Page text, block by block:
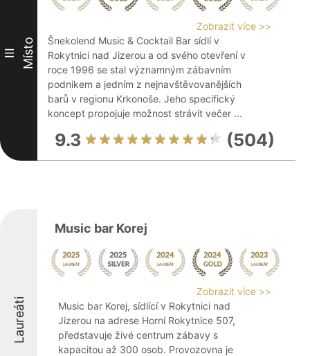
III Místo
Zobrazit více >>
Šnekolend Music & Cocktail Bar sídlí v
Rokytnici nad Jizerou a od svého otevření v
roce 1996 se stal významným zábavním
podnikem a jedním z nejnavštěvovanějších
barů v regionu Krkonoše. Jeho specifický
koncept propojuje možnost strávit večer ...
9.3 (504)
Laureáti
Music bar Korej
Zobrazit více >>
Music bar Korej, sídlící v Rokytnici nad
Jizerou na adrese Horní Rokytnice 507,
představuje živé centrum zábavy s
kapacitou až 300 osob. Provozovna je